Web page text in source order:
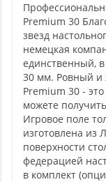
Premium 30
звезд
немецкая
единственный,
30 мм. Ровный и
Premium 30 -
можете
Игровое поле
изготовлена из
поверхности
федерацией
в комплект